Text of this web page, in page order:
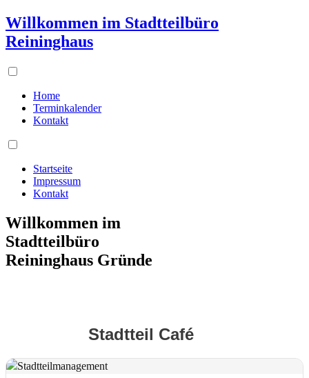
Willkommen im Stadtteilbüro
Reininghaus
Home
Terminkalender
Kontakt
Startseite
Impressum
Kontakt
Willkommen im
Stadtteilbüro
Reininghaus Gründe
Stadtteil Café